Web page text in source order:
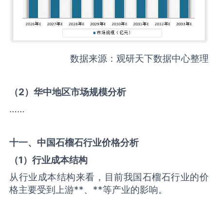
数据来源：观研天下数据中心整理
（2）华中地区市场规模分析
……
十一、中国石榴石行业价格分析
（1）行业成本结构
从行业成本结构来看，目前我国石榴石行业的价
格主要受到上游**、**等产业的影响。